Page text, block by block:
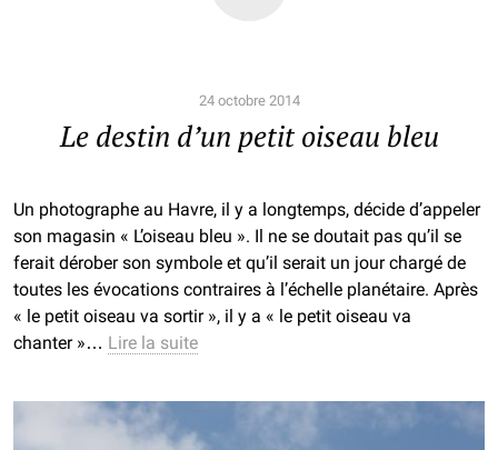
24 octobre 2014
Le destin d’un petit oiseau bleu
Un photographe au Havre, il y a longtemps, décide d’appeler
son magasin « L’oiseau bleu ». Il ne se doutait pas qu’il se
ferait dérober son symbole et qu’il serait un jour chargé de
toutes les évocations contraires à l’échelle planétaire. Après
« le petit oiseau va sortir », il y a « le petit oiseau va
chanter »… Lire la suite